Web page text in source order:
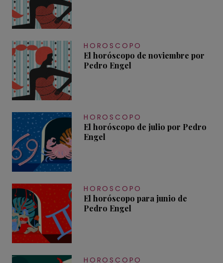
HOROSCOPO
El horóscopo de noviembre por
Pedro Engel
HOROSCOPO
El horóscopo de julio por Pedro
Engel
HOROSCOPO
El horóscopo para junio de
Pedro Engel
HOROSCOPO